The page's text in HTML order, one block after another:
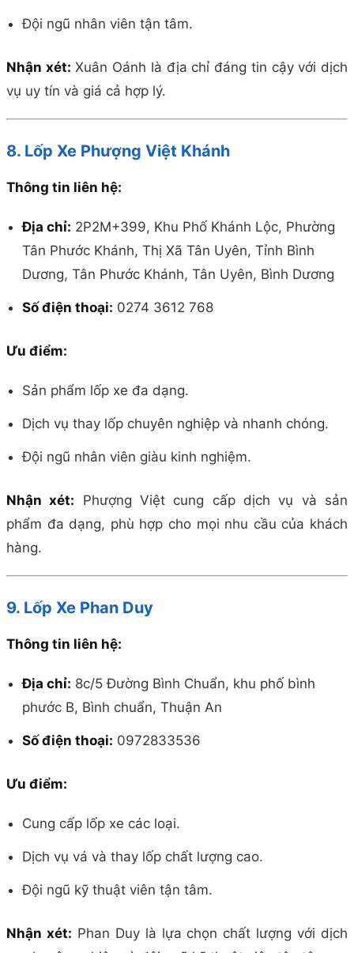
Đội ngũ nhân viên tận tâm.
Nhận xét: Xuân Oánh là địa chỉ đáng tin cậy với dịch
vụ uy tín và giá cả hợp lý.
8. Lốp Xe Phượng Việt Khánh
Thông tin liên hệ:
Địa chỉ: 2P2M+399, Khu Phố Khánh Lộc, Phường
Tân Phước Khánh, Thị Xã Tân Uyên, Tỉnh Bình
Dương, Tân Phước Khánh, Tân Uyên, Bình Dương
Số điện thoại: 0274 3612 768
Ưu điểm:
Sản phẩm lốp xe đa dạng.
Dịch vụ thay lốp chuyên nghiệp và nhanh chóng.
Đội ngũ nhân viên giàu kinh nghiệm.
Nhận xét: Phượng Việt cung cấp dịch vụ và sản
phẩm đa dạng, phù hợp cho mọi nhu cầu của khách
hàng.
9. Lốp Xe Phan Duy
Thông tin liên hệ:
Địa chỉ: 8c/5 Đường Bình Chuẩn, khu phố bình
phước B, Bình chuẩn, Thuận An
Số điện thoại: 0972833536
Ưu điểm:
Cung cấp lốp xe các loại.
Dịch vụ vá và thay lốp chất lượng cao.
Đội ngũ kỹ thuật viên tận tâm.
Nhận xét: Phan Duy là lựa chọn chất lượng với dịch